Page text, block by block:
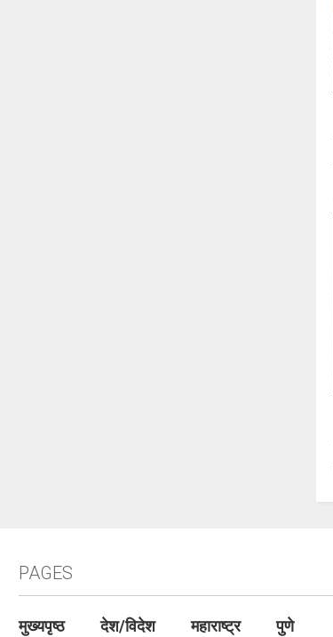
PAGES
मुख्यपृष्ठ देश/विदेश महाराष्ट्र
पुणे